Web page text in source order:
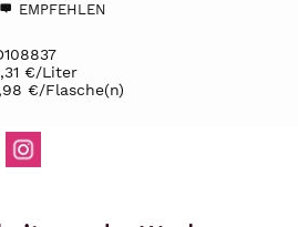
EMPFEHLEN
€/Liter
€/Flasche(n)